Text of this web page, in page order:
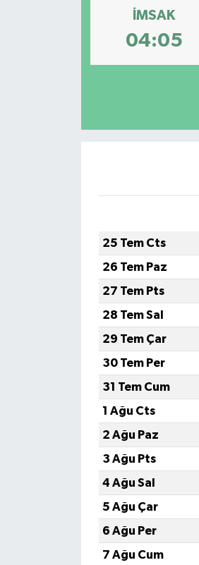
İMSAK
04:05
25 Tem Cts
26 Tem Paz
27 Tem Pts
28 Tem Sal
29 Tem Çar
30 Tem Per
31 Tem Cum
1 Ağu Cts
2 Ağu Paz
3 Ağu Pts
4 Ağu Sal
5 Ağu Çar
6 Ağu Per
7 Ağu Cum